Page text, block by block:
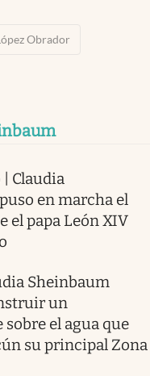
Obrador
Claudia
en marcha el
el papa León XIV
Sheinbaum
un
el agua que
su principal Zona